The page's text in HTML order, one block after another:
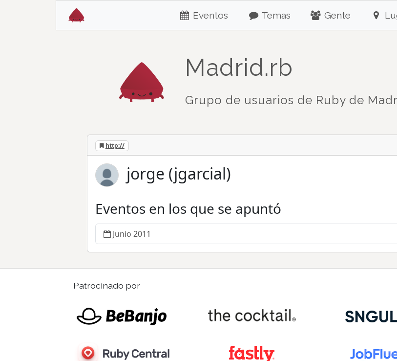
Eventos Temas Gente
Madrid.rb
Grupo de usuarios de Ruby de
http://
jorge (jgarcial)
Eventos en los que se apuntó
Junio 2011
Patrocinado por